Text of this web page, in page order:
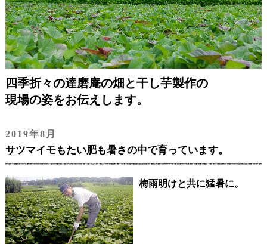
四季折々の達磨庵の畑と干し芋製作の
現場の姿をお伝えします。
2019年8月
サツマイモもたい肥も暑さの中で育っています。
梅雨明けと共に猛暑に。